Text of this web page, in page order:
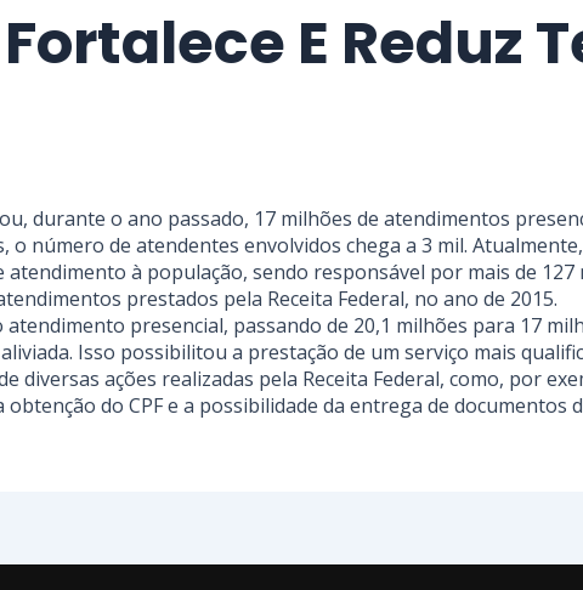
E Reduz
durante o ano passado, 17 milhões de atendimentos
o número de atendentes envolvidos chega a 3 mil.
à população, sendo responsável por mais de
prestados pela Receita Federal, no ano de 2015.
presencial, passando de 20,1 milhões para 17
Isso possibilitou a prestação de um serviço mais
diversas ações realizadas pela Receita Federal, como, por
do CPF e a possibilidade da entrega de